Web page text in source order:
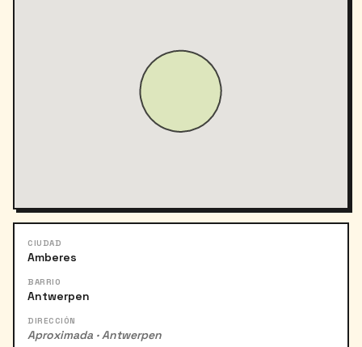
CIUDAD
Amberes
BARRIO
Antwerpen
DIRECCIÓN
Aproximada · Antwerpen